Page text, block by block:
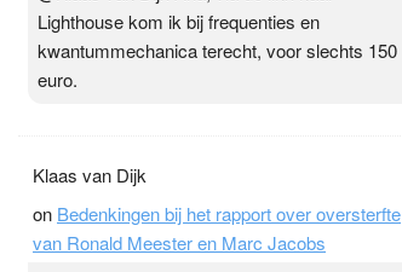
Lighthouse kom ik bij frequenties en
kwantummechanica terecht, voor slechts 150
euro.
Klaas van Dijk
on Bedenkingen bij het rapport over oversterfte
van Ronald Meester en Marc Jacobs